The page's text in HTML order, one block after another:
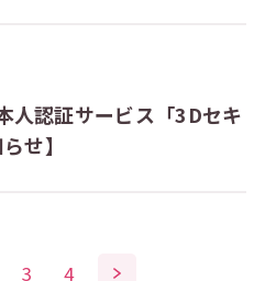
人認証サービス「3Dセキ
せ】
3 4